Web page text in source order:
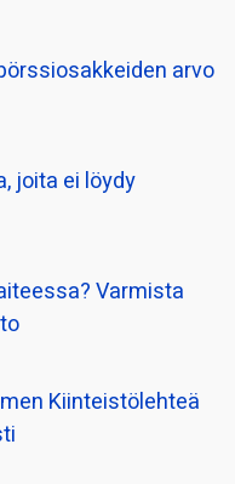
arvo
joita ei löydy
Varmista
Kiinteistölehteä